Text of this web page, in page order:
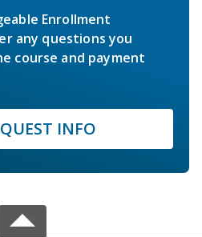
Enrollment
any questions you
course and payment
INFO